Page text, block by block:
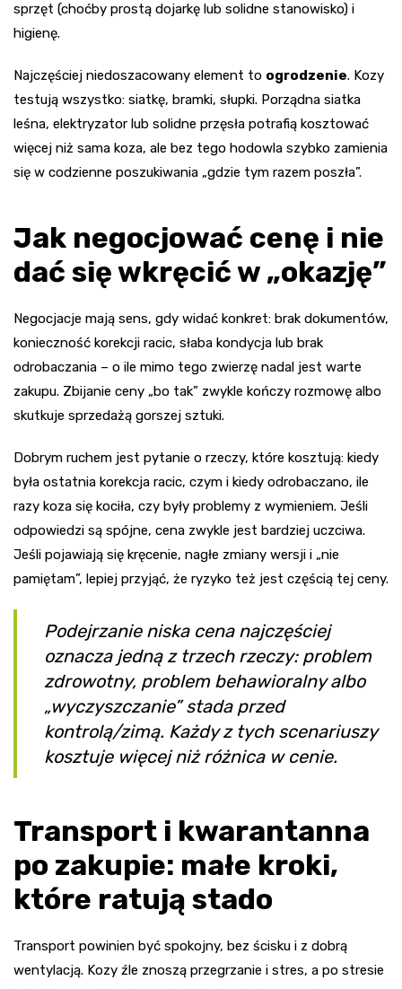
sprzęt (choćby prostą dojarkę lub solidne stanowisko) i
higienę.
Najczęściej niedoszacowany element to ogrodzenie. Kozy
testują wszystko: siatkę, bramki, słupki. Porządna siatka
leśna, elektryzator lub solidne przęsła potrafią kosztować
więcej niż sama koza, ale bez tego hodowla szybko zamienia
się w codzienne poszukiwania „gdzie tym razem poszła”.
Jak negocjować cenę i nie
dać się wkręcić w „okazję”
Negocjacje mają sens, gdy widać konkret: brak dokumentów,
konieczność korekcji racic, słaba kondycja lub brak
odrobaczania – o ile mimo tego zwierzę nadal jest warte
zakupu. Zbijanie ceny „bo tak” zwykle kończy rozmowę albo
skutkuje sprzedażą gorszej sztuki.
Dobrym ruchem jest pytanie o rzeczy, które kosztują: kiedy
była ostatnia korekcja racic, czym i kiedy odrobaczano, ile
razy koza się kociła, czy były problemy z wymieniem. Jeśli
odpowiedzi są spójne, cena zwykle jest bardziej uczciwa.
Jeśli pojawiają się kręcenie, nagłe zmiany wersji i „nie
pamiętam”, lepiej przyjąć, że ryzyko też jest częścią tej ceny.
Podejrzanie niska cena najczęściej
oznacza jedną z trzech rzeczy: problem
zdrowotny, problem behawioralny albo
„wyczyszczanie” stada przed
kontrolą/zimą. Każdy z tych scenariuszy
kosztuje więcej niż różnica w cenie.
Transport i kwarantanna
po zakupie: małe kroki,
które ratują stado
Transport powinien być spokojny, bez ścisku i z dobrą
wentylacją. Kozy źle znoszą przegrzanie i stres, a po stresie